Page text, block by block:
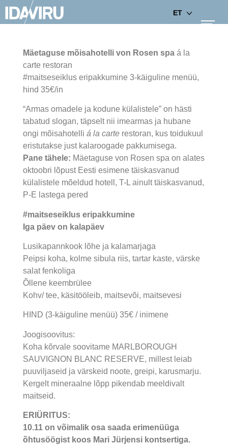
ET
Mäetaguse mõisahotelli von Rosen spa á la
carte restoran
#maitseseiklus eripakkumine 3-käiguline menüü,
hind 35€/in
“Armas omadele ja kodune külalistele” on hästi
tabatud slogan, täpselt nii imearmas ja hubane
ongi mõisahotelli á la carte restoran, kus toidukuul
eristutakse just kalaroogade pakkumisega.
Pane tähele: Mäetaguse von Rosen spa on alates
oktoobri lõpust Eesti esimene täiskasvanud
külalistele mõeldud hotell, T-L ainult täiskasvanud,
P-E lastega pered
#maitseseiklus eripakkumine
Iga päev on kalapäev
Lusikapannkook lõhe ja kalamarjaga
Peipsi koha, kolme sibula riis, tartar kaste, värske
salat fenkoliga
Õllene keembrülee
Kohv/ tee, käsitööleib, maitsevõi, maitsevesi
HIND (3-käiguline menüü) 35€ / inimene
Joogisoovitus:
Koha kõrvale soovitame MARLBOROUGH
SAUVIGNON BLANC RESERVE, millest leiab
puuviljaseid ja värskeid noote, greipi, karusmarju.
Kergelt mineraalne lõpp pikendab meeldivalt
maitseid.
ERIÜRITUS:
10.11 on võimalik osa saada erimenüüga
õhtusöögist koos Mari Jürjensi kontsertiga.